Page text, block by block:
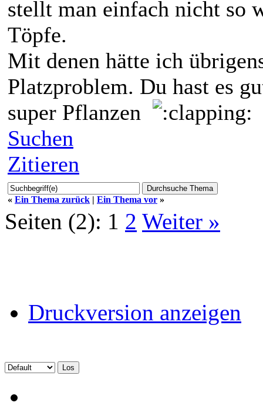
stellt man einfach nicht so
Töpfe.
Mit denen hätte ich
Platzproblem. Du hast es
super Pflanzen
Suchen
Zitieren
« Ein Thema zurück | Ein Thema vor »
Seiten (2): 1 2 Weiter »
Druckversion anzeigen